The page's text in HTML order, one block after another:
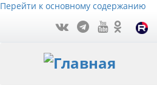
Перейти к основному содержанию